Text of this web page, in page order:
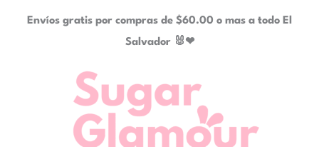
Envíos gratis por compras de $60.00 o mas a todo El
Salvador 🐰❤